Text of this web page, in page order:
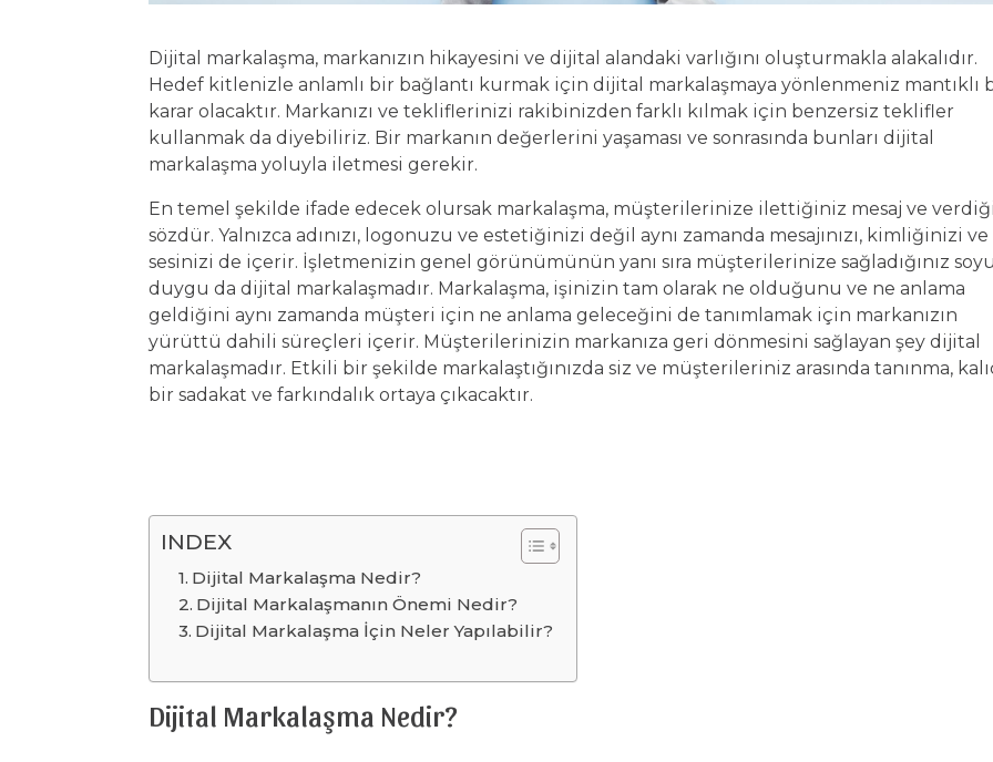
Dijital markalaşma, markanızın hikayesini ve dijital alandaki varlığını oluşturmakla alakalıdır.
Hedef kitlenizle anlamlı bir bağlantı kurmak için dijital markalaşmaya yönlenmeniz mantıklı
karar olacaktır. Markanızı ve tekliflerinizi rakibinizden farklı kılmak için benzersiz teklifler
kullanmak da diyebiliriz. Bir markanın değerlerini yaşaması ve sonrasında bunları dijital
markalaşma yoluyla iletmesi gerekir.
En temel şekilde ifade edecek olursak markalaşma, müşterilerinize ilettiğiniz mesaj ve
sözdür. Yalnızca adınızı, logonuzu ve estetiğinizi değil aynı zamanda mesajınızı, kimliğinizi ve
sesinizi de içerir. İşletmenizin genel görünümünün yanı sıra müşterilerinize sağladığınız
duygu da dijital markalaşmadır. Markalaşma, işinizin tam olarak ne olduğunu ve ne anlama
geldiğini aynı zamanda müşteri için ne anlama geleceğini de tanımlamak için markanızın
yürüttü dahili süreçleri içerir. Müşterilerinizin markanıza geri dönmesini sağlayan şey dijital
markalaşmadır. Etkili bir şekilde markalaştığınızda siz ve müşterileriniz arasında tanınma,
bir sadakat ve farkındalık ortaya çıkacaktır.
INDEX
Dijital Markalaşma Nedir?
Dijital Markalaşmanın Önemi Nedir?
Dijital Markalaşma İçin Neler Yapılabilir?
Dijital Markalaşma Nedir?